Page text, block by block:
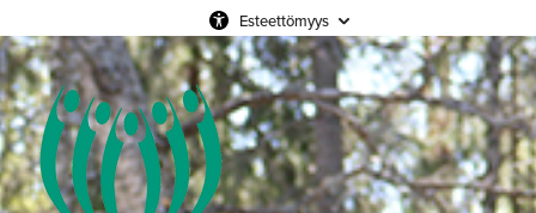
Esteettömyys